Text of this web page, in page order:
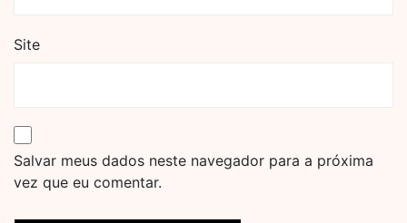
Site
Salvar meus dados neste navegador para a próxima
vez que eu comentar.